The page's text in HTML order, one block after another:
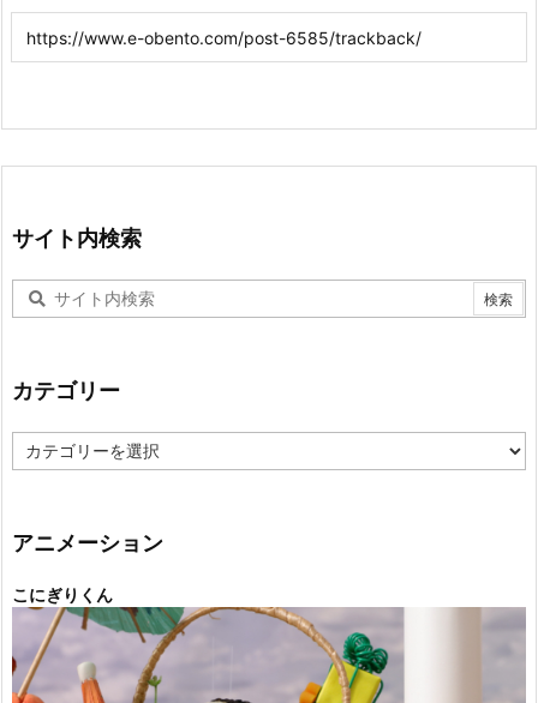
サイト内検索
カテゴリー
テ
ー
アニメーション
こにぎりくん